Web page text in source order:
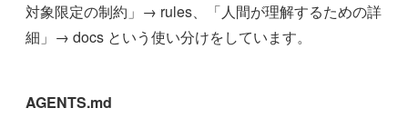
対象限定の制約」→ rules、「人間が理解するための詳
細」→ docs という使い分けをしています。
AGENTS.md